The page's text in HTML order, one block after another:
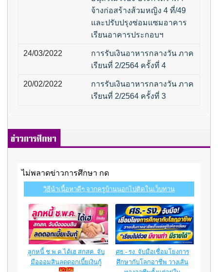
จ้างก่อสร้างส้วมหญิง 4 ที่/49
และปรับปรุงซ่อมแซมอาคาร
เรียนอาคารประกอบฯ
24/03/2022
การรับเงินอาหารกลางวัน ภาค
เรียนที่ 2/2564 ครั้งที่ 4
20/02/2022
การรับเงินอาหารกลางวัน ภาค
เรียนที่ 2/2564 ครั้งที่ 3